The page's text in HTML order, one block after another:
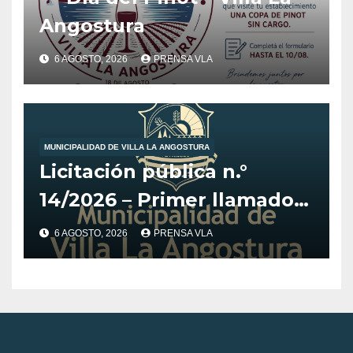
Angostura
6 AGOSTO, 2026 PRENSA VLA
MUNICIPALIDAD DE VILLA LA ANGOSTURA
Licitación pública n.°
14/2026 – Primer llamado
para la adquisición de
vehículo adaptado para
6 AGOSTO, 2026 PRENSA VLA